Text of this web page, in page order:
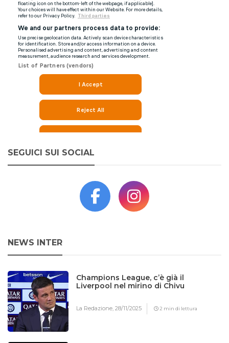
SEGUICI SUI SOCIAL
NEWS INTER
Champions League, c’è già il
Liverpool nel mirino di Chivu
La Redazione,28/11/2025 2 min di lettura